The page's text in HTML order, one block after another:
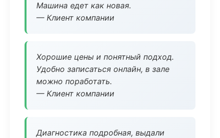
Машина едет как новая.
— Клиент компании
Хорошие цены и понятный подход.
Удобно записаться онлайн, в зале
можно поработать.
— Клиент компании
Диагностика подробная, выдали